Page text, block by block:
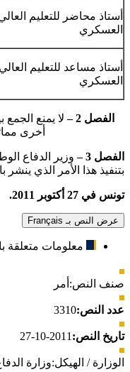
أستاذ محاضر للتعليم
العسكري
أستاذ مساعد للتعليم العالي
العسكري
الفصل 2 –
لا يمنع الجمع
أخرى
الفصل 3 –
وزير الدفاع
بتنفيذ هذا الأمر الذي ينشر
تونس في 27 أكتوبر 2011.
عرض النص بـ Français
معلومات متعلقة
صنف النص: أمر
عدد النص:3310
تاريخ النص: 2011-10-27
الوزارة / الهيكل:وزارة